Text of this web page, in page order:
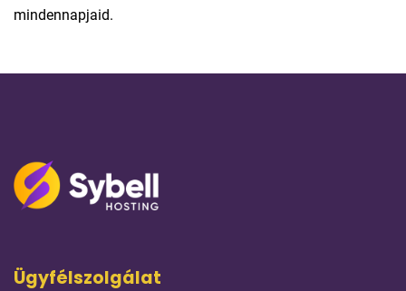
mindennapjaid.
Ügyfélszolgálat